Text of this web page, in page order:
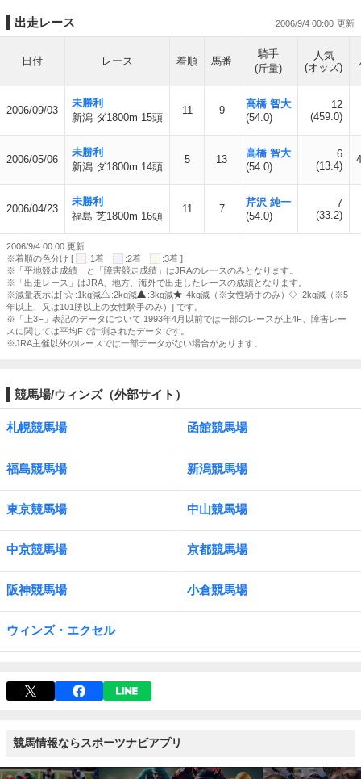
出走レース 2006/9/4 00:00
日付 レース 着順 馬番
騎手
(斤量)
人気
(オッズ)
2006/09/03
未勝利
新潟 ダ1800m 15頭
11 9
高橋 智大
(54.0)
12
(459.0)
2006/05/06
未勝利
新潟 ダ1800m 14頭
5 13
高橋 智大
(54.0)
6
(13.4)
2006/04/23
未勝利
福島 芝1800m 16頭
11 7
芹沢 純一
(54.0)
7
(33.2)
2006/9/4 00:00 更新
※着順の色分け [
:1着 :2着
:3着 ]
※「平地競走成績」と「障害競走成績」はJRAのレースのみとなります。
※「出走レース」はJRA、地方、海外で出走したレースの成績となります。
※減量表示は[
:1kg減 :2kg減 :3kg減 :4kg減（※女性騎手のみ）
:2kg減（※5
年以上、又は101勝以上の女性騎手のみ）] です。
※「上3F」表記のデータについて 1993年4月以前では一部のレースが上4F、障害レー
スに関しては平均Fで計測されたデータです。
※JRA主催以外のレースでは一部データがない場合があります。
競馬場/ウィンズ（外部サイト）
札幌競馬場 函館競馬場
福島競馬場 新潟競馬場
東京競馬場 中山競馬場
中京競馬場 京都競馬場
阪神競馬場 小倉競馬場
ウィンズ・エクセル
競馬情報ならスポーツナビアプリ